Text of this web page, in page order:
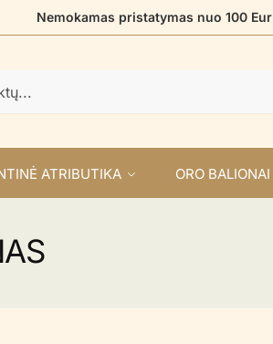
Nemokamas pristatymas nuo 100 Eur
ATRIBUTIKA ORO BALIONAI